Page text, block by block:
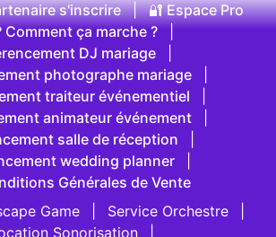
s'inscrire |
🔐 Espace Pro
Comment ça marche ?
DJ mariage
photographe mariage
traiteur événementiel
animateur événement
salle de réception
wedding planner
Générales de Vente
Game
Service Orchestre
Sonorisation